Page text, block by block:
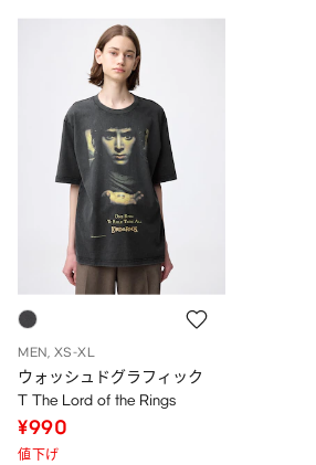
MEN, XS-XL
ウォッシュドグラフィック
T The Lord of the Rings
¥990
値下げ